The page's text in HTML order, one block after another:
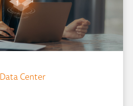
Data Center